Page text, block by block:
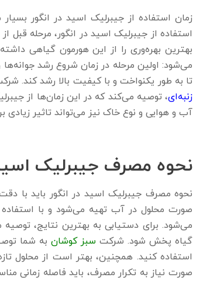
زمان استفاده از جیبرلیک اسید در انگور
استفاده از جیبرلیک اسید در انگور، مرحله
بهترین بهره‌وری را از این هورمون گیاهی
می‌شود: اولین مرحله در زمان شروع رشد
تا به طور یکنواخت و با کیفیت بالا رشد کند.
زنبه‌ای، توصیه می‌کند که در این زمان‌ها از
آب و هوایی و نوع خاک نیز می‌تواند تاثیر زیادی
نحوه مصرف جیبرلیک
نحوه مصرف جیبرلیک اسید در انگور باید با
صورت محلول در آب تهیه می‌شود و با استفاده
می‌شود. برای دستیابی به بهترین نتایج،
گیاه پخش شود. شرکت سبز کوشان به شما
استفاده کنید. همچنین، بهتر است از محلول
صورت نیاز به تکرار مصرف، باید فاصله زمانی